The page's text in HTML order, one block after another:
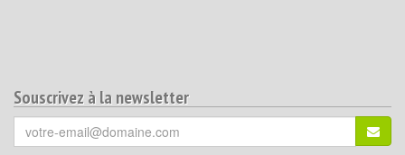
Souscrivez à la newsletter
Votre
email